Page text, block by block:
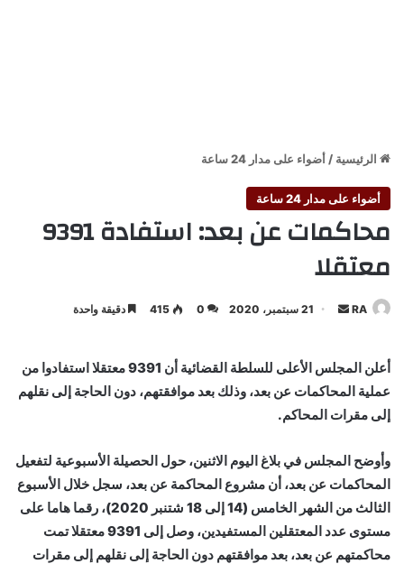
الرئيسية / أضواء على مدار 24 ساعة
أضواء على مدار 24 ساعة
محاكمات عن بعد: استفادة 9391
معتقلا
RA
أرسل 21 سبتمبر، 2020 0
415 دقيقة واحدة
أعلن المجلس الأعلى للسلطة القضائية‎ أن 9391 معتقلا استفادوا من
عملية المحاكمات عن بعد، وذلك بعد موافقتهم، دون الحاجة إلى نقلهم
إلى مقرات المحاكم.
وأوضح المجلس في بلاغ اليوم الاثنين، حول الحصيلة الأسبوعية لتفعيل
المحاكمات عن بعد، أن مشروع المحاكمة عن بعد، سجل خلال الأسبوع
الثالث من الشهر الخامس (14 إلى 18 شتنبر 2020)، رقما هاما على
مستوى عدد المعتقلين المستفيدين، وصل إلى 9391 معتقلا تمت
محاكمتهم عن بعد، بعد موافقتهم دون الحاجة إلى نقلهم إلى مقرات